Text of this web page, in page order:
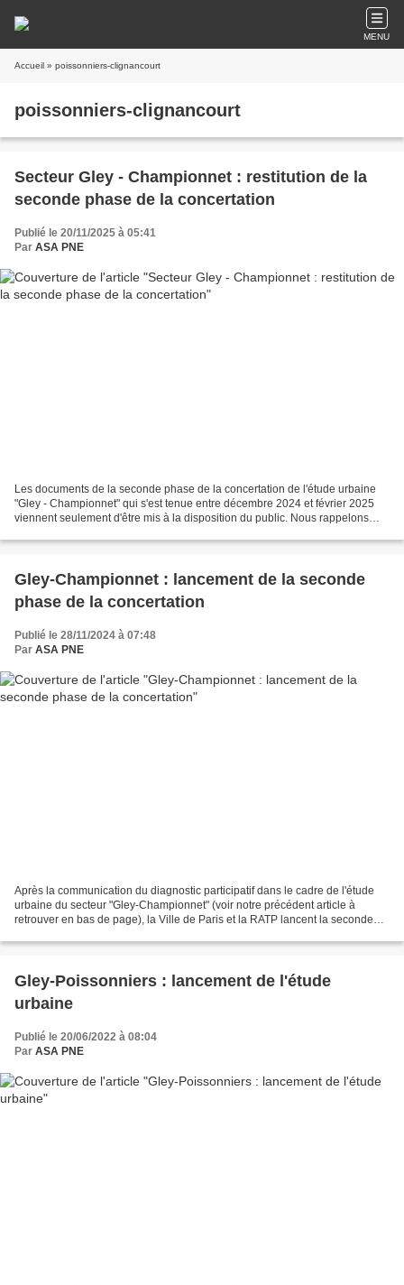
MENU
Accueil » poissonniers-clignancourt
poissonniers-clignancourt
Secteur Gley - Championnet : restitution de la
seconde phase de la concertation
Publié le 20/11/2025 à 05:41
Par ASA PNE
Les documents de la seconde phase de la concertation de l'étude urbaine
"Gley - Championnet" qui s'est tenue entre décembre 2024 et février 2025
viennent seulement d'être mis à la disposition du public. Nous rappelons
Gley-Championnet : lancement de la seconde
phase de la concertation
Publié le 28/11/2024 à 07:48
Par ASA PNE
Après la communication du diagnostic participatif dans le cadre de l'étude
urbaine du secteur "Gley-Championnet" (voir notre précédent article à
retrouver en bas de page), la Ville de Paris et la RATP lancent la seconde
Gley-Poissonniers : lancement de l'étude
urbaine
Publié le 20/06/2022 à 08:04
Par ASA PNE